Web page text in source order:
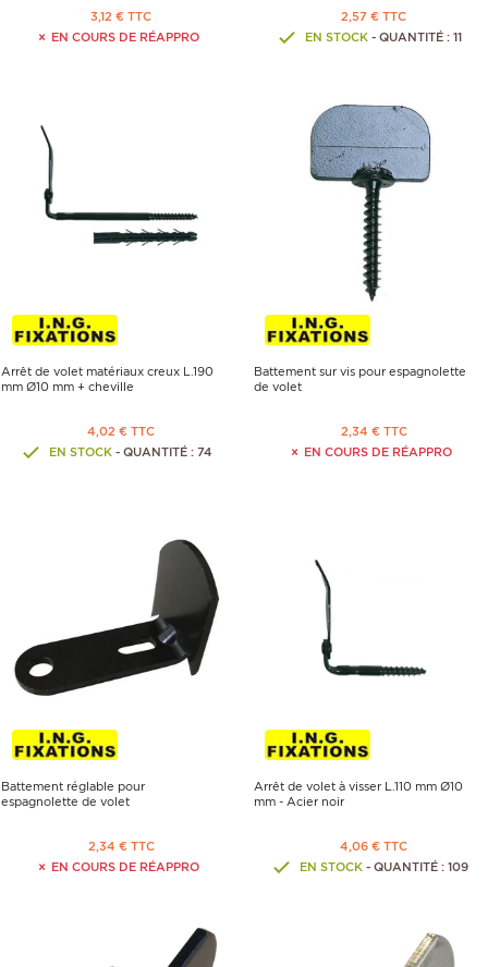
3,12 € TTC
EN COURS DE RÉAPPRO
2,57 € TTC
EN STOCK - QUANTITÉ : 11
Arrêt de volet matériaux creux L.190
mm Ø10 mm + cheville
4,02 € TTC
EN STOCK - QUANTITÉ : 74
Battement sur vis pour espagnolette
de volet
2,34 € TTC
EN COURS DE RÉAPPRO
Battement réglable pour
espagnolette de volet
2,34 € TTC
EN COURS DE RÉAPPRO
Arrêt de volet à visser L.110 mm Ø10
mm - Acier noir
4,06 € TTC
EN STOCK- QUANTITÉ : 109